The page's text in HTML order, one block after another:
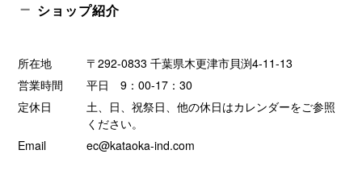
ショップ紹介
所在地
〒292-0833 千葉県木更津市貝渕4-11-13
営業時間
平日 9：00-17：30
定休日
土、日、祝祭日、他の休日はカレンダーをご参照
ください。
Email
ec@kataoka-ind.com